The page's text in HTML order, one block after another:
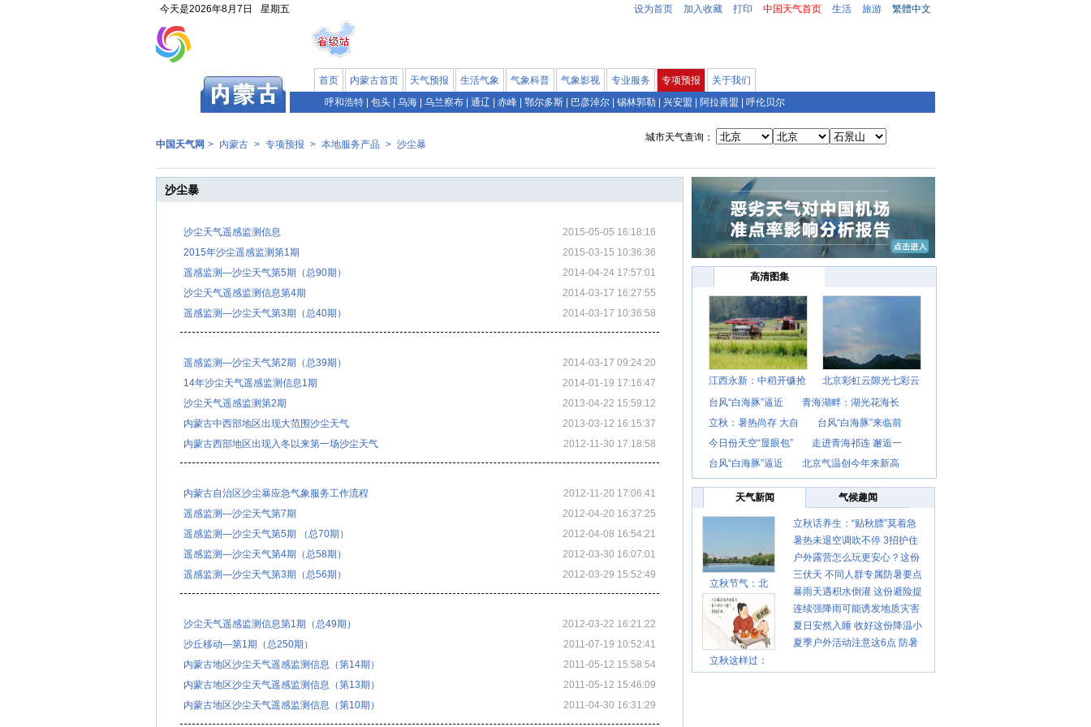
今天是2026年8月7日 星期五 设为首页 加入收藏 打印 中国天气首页 生活 旅游 繁體中文
首页 内蒙古首页 天气预报 生活气象 气象科普 气象影视 专业服务 专项预报
关于我们
呼和浩特
包头 乌海 乌兰察布 通辽 赤峰 鄂尔多斯 巴彦淖尔 锡林郭勒 兴安盟 阿拉善盟 呼伦贝尔
中国天气网 > 内蒙古 > 专项预报 > 本地服务产品 > 沙尘暴
城市天气查询：
沙尘暴
沙尘天气遥感监测信息
2015-05-05 16:18:16
2015年沙尘遥感监测第1期
2015-03-15 10:36:36
遥感监测—沙尘天气第5期（总90期）
2014-04-24 17:57:01
沙尘天气遥感监测信息第4期
2014-03-17 16:27:55
遥感监测—沙尘天气第3期（总40期）
2014-03-17 10:36:58
遥感监测—沙尘天气第2期（总39期）
2014-03-17 09:24:20
14年沙尘天气遥感监测信息1期
2014-01-19 17:16:47
沙尘天气遥感监测第2期
2013-04-22 15:59:12
内蒙古中西部地区出现大范围沙尘天气
2013-03-12 16:15:37
内蒙古西部地区出现入冬以来第一场沙尘天气
2012-11-30 17:18:58
内蒙古自治区沙尘暴应急气象服务工作流程
2012-11-20 17:06:41
遥感监测—沙尘天气第7期
2012-04-20 16:37:25
遥感监测—沙尘天气第5期 （总70期）
2012-04-08 16:54:21
遥感监测—沙尘天气第4期（总58期）
2012-03-30 16:07:01
遥感监测—沙尘天气第3期（总56期）
2012-03-29 15:52:49
沙尘天气遥感监测信息第1期（总49期）
2012-03-22 16:21:22
沙丘移动—第1期（总250期）
2011-07-19 10:52:41
内蒙古地区沙尘天气遥感监测信息（第14期）
2011-05-12 15:58:54
内蒙古地区沙尘天气遥感监测信息（第13期）
2011-05-12 15:46:09
内蒙古地区沙尘天气遥感监测信息（第10期）
2011-04-30 16:31:29
高清图集
江西永新：中稻开镰抢
北京彩虹云隙光七彩云
台风“白海豚”逼近
青海湖畔：湖光花海长
立秋：暑热尚存 大自
台风“白海豚”来临前
今日份天空“显眼包”
走进青海祁连 邂逅一
台风“白海豚”逼近
北京气温创今年来新高
天气新闻 气候趣闻
立秋节气：北
立秋这样过：
立秋话养生：“贴秋膘”莫着急
先清暑再防燥
暑热未退空调吹不停 3招护住
肩颈不酸痛
户外露营怎么玩更安心？这份
攻略请收好
三伏天 不同人群专属防暑要点
请收好
暴雨天遇积水倒灌 这份避险提
示请收好
连续强降雨可能诱发地质灾害
这些前兆要知道
夏日安然入睡 收好这份降温小
贴士
夏季户外活动注意这6点 防暑